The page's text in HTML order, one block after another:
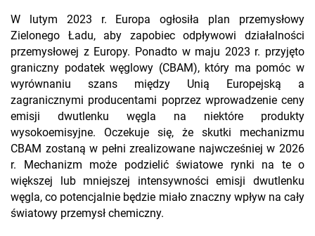
W lutym 2023 r. Europa ogłosiła plan przemysłowy
Zielonego Ładu, aby zapobiec odpływowi działalności
przemysłowej z Europy. Ponadto w maju 2023 r. przyjęto
graniczny podatek węglowy (CBAM), który ma pomóc w
wyrównaniu szans między Unią Europejską a
zagranicznymi producentami poprzez wprowadzenie ceny
emisji dwutlenku węgla na niektóre produkty
wysokoemisyjne. Oczekuje się, że skutki mechanizmu
CBAM zostaną w pełni zrealizowane najwcześniej w 2026
r. Mechanizm może podzielić światowe rynki na te o
większej lub mniejszej intensywności emisji dwutlenku
węgla, co potencjalnie będzie miało znaczny wpływ na cały
światowy przemysł chemiczny.